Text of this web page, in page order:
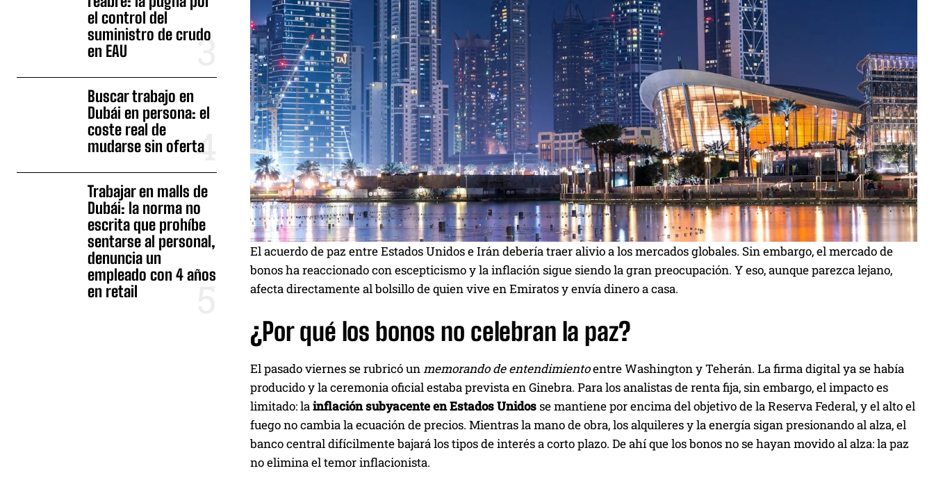
el control del
suministro de crudo
en EAU
Buscar trabajo en
Dubái en persona: el
coste real de
mudarse sin oferta
Trabajar en malls de
Dubái: la norma no
escrita que prohíbe
sentarse al personal,
denuncia un
empleado con 4 años
en retail
El acuerdo de paz entre Estados Unidos e Irán debería traer alivio a los mercados globales. Sin embargo, el mercado de
bonos ha reaccionado con escepticismo y la inflación sigue siendo la gran preocupación. Y eso, aunque parezca lejano,
afecta directamente al bolsillo de quien vive en Emiratos y envía dinero a casa.
¿Por qué los bonos no celebran la paz?
El pasado viernes se rubricó unmemorando de entendimientoentre Washington y Teherán. La firma digital ya se había
producido y la ceremonia oficial estaba prevista en Ginebra. Para los analistas de renta fija, sin embargo, el impacto es
limitado: lainflación subyacente en Estados Unidosse mantiene por encima del objetivo de la Reserva Federal, y el alto el
fuego no cambia la ecuación de precios. Mientras la mano de obra, los alquileres y la energía sigan presionando al alza, el
banco central difícilmente bajará los tipos de interés a corto plazo. De ahí que los bonos no se hayan movido al alza: la paz
no elimina el temor inflacionista.